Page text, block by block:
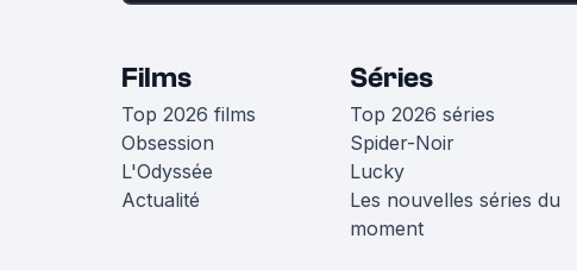
Films
Top 2026 films
Obsession
L'Odyssée
Actualité
Séries
Top 2026 séries
Spider-Noir
Lucky
Les nouvelles séries du
moment